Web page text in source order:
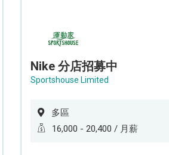
Nike 分店招募中
Sportshouse Limited
多區
16,000 - 20,400 / 月薪